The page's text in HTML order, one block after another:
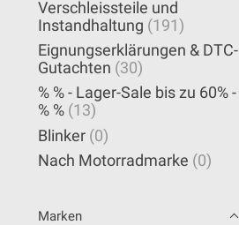
Verschleissteile und
Instandhaltung (191)
Eignungserklärungen & DTC-
Gutachten (30)
% % - Lager-Sale bis zu 60% -
% % (13)
Blinker (0)
Nach Motorradmarke (0)
Marken